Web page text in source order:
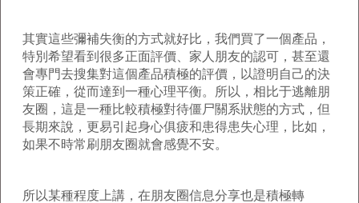
其實這些彌補失衡的方式就好比，我們買了一個產品，
特別希望看到很多正面評價、家人朋友的認可，甚至還
會專門去搜集對這個產品積極的評價，以證明自己的決
策正確，從而達到一種心理平衡。所以，相比于逃離朋
友圈，這是一種比較積極對待僵尸關系狀態的方式，但
長期來說，更易引起身心俱疲和患得患失心理，比如，
如果不時常刷朋友圈就會感覺不安。
所以某種程度上講，在朋友圈信息分享也是積極轉